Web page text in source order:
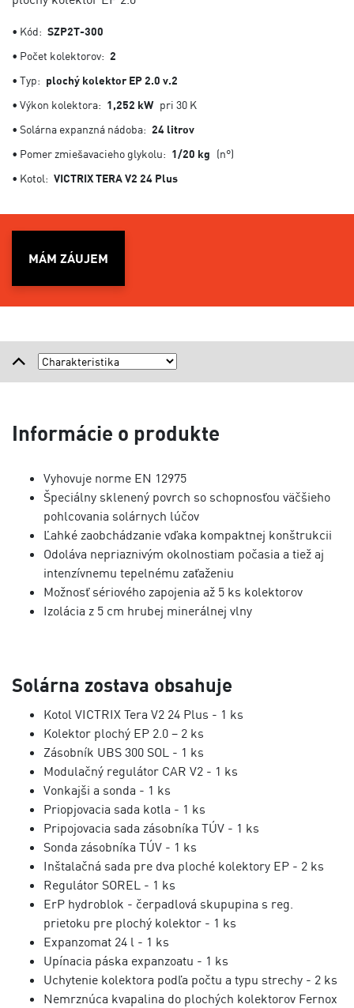
• Kód: SZP2T-300
• Počet kolektorov: 2
• Typ: plochý kolektor EP 2.0 v.2
• Výkon kolektora: 1,252 kW pri 30 K
• Solárna expanzná nádoba: 24 litrov
• Pomer zmiešavacieho glykolu: 1/20 kg (n°)
• Kotol: VICTRIX TERA V2 24 Plus
MÁM ZÁUJEM
Informácie o produkte
Vyhovuje norme EN 12975
Špeciálny sklenený povrch so schopnosťou väčšieho
pohlcovania solárnych lúčov
Ľahké zaobchádzanie vďaka kompaktnej konštrukcii
Odoláva nepriaznivým okolnostiam počasia a tiež aj
intenzívnemu tepelnému zaťaženiu
Možnosť sériového zapojenia až 5 ks kolektorov
Izolácia z 5 cm hrubej minerálnej vlny
Solárna zostava obsahuje
Kotol VICTRIX Tera V2 24 Plus - 1 ks
Kolektor plochý EP 2.0 – 2 ks
Zásobník UBS 300 SOL - 1 ks
Modulačný regulátor CAR V2 - 1 ks
Vonkajši a sonda - 1 ks
Priopjovacia sada kotla - 1 ks
Pripojovacia sada zásobníka TÚV - 1 ks
Sonda zásobníka TÚV - 1 ks
Inštalačná sada pre dva ploché kolektory EP - 2 ks
Regulátor SOREL - 1 ks
ErP hydroblok - čerpadlová skupupina s reg.
prietoku pre plochý kolektor - 1 ks
Expanzomat 24 l - 1 ks
Upínacia páska expanzoatu - 1 ks
Uchytenie kolektora podľa počtu a typu strechy - 2 ks
Nemrznúca kvapalina do plochých kolektorov Fernox